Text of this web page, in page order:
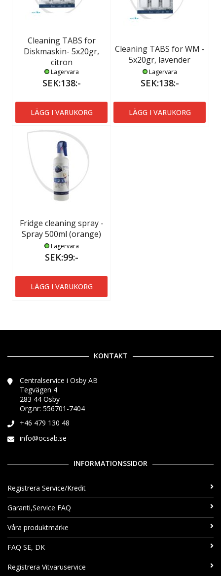
Cleaning TABS for
Diskmaskin- 5x20gr,
citron
Lagervara
SEK:138:-
LÄGG I VARUKORG
Cleaning TABS for WM -
5x20gr, lavender
Lagervara
SEK:138:-
LÄGG I VARUKORG
Fridge cleaning spray -
Spray 500ml (orange)
Lagervara
SEK:99:-
LÄGG I VARUKORG
KONTAKT
Centralservice i Osby AB
Tegvägen 4
283 44 Osby
Org.nr: 556701-7404
+46 479 130 48
info@ocsab.se
INFORMATIONSSIDOR
Registrera Service/Kredit
Garanti,Service FAQ
Våra produktmärke
FAQ SE, DK
Registrera Vitvaruservice